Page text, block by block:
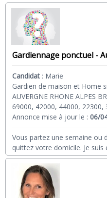
Gardiennage ponctuel -
Candidat : Marie
Gardien de maison et Home
AUVERGNE RHONE ALPES
69000, 42000, 44000, 22300,
Annonce mise à jour le :06/
Vous partez une semaine ou
quittez votre domicile. Je suis